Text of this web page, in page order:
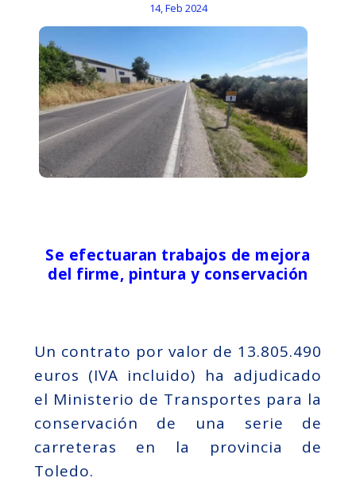
14, Feb 2024
Se efectuaran trabajos de mejora
del firme, pintura y conservación
Un contrato por valor de 13.805.490
euros (IVA incluido) ha adjudicado
el Ministerio de Transportes para la
conservación de una serie de
carreteras en la provincia de
Toledo.